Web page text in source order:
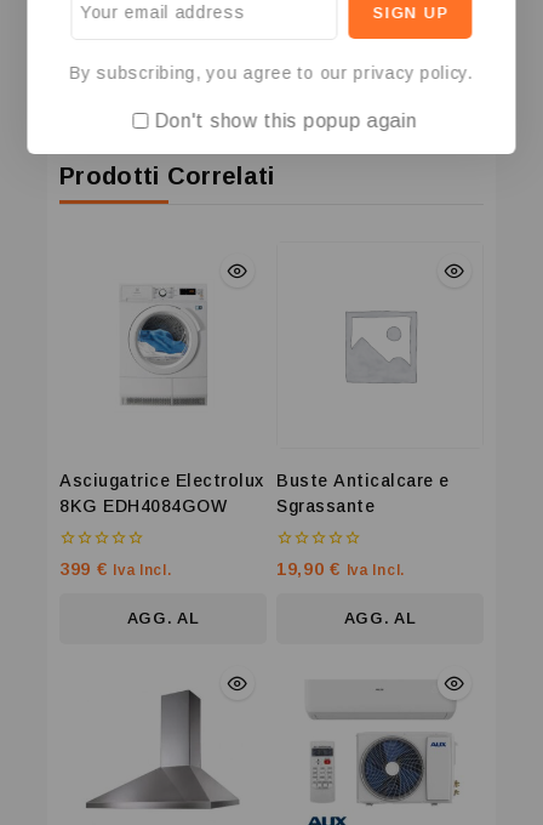
Quantità minima ordinabile:
1,000
1,000
Mesi garanzia:
24,00
Prodotti Correlati
Asciugatrice Electrolux
8KG EDH4084GOW
0
su
399 € Iva Incl.
AGG. AL
Buste Anticalcare e
Sgrassante
0
su
19,90€ Iva Incl.
AGG. AL
By subscribing, you agree to our privacy policy.
Don't show this popup again